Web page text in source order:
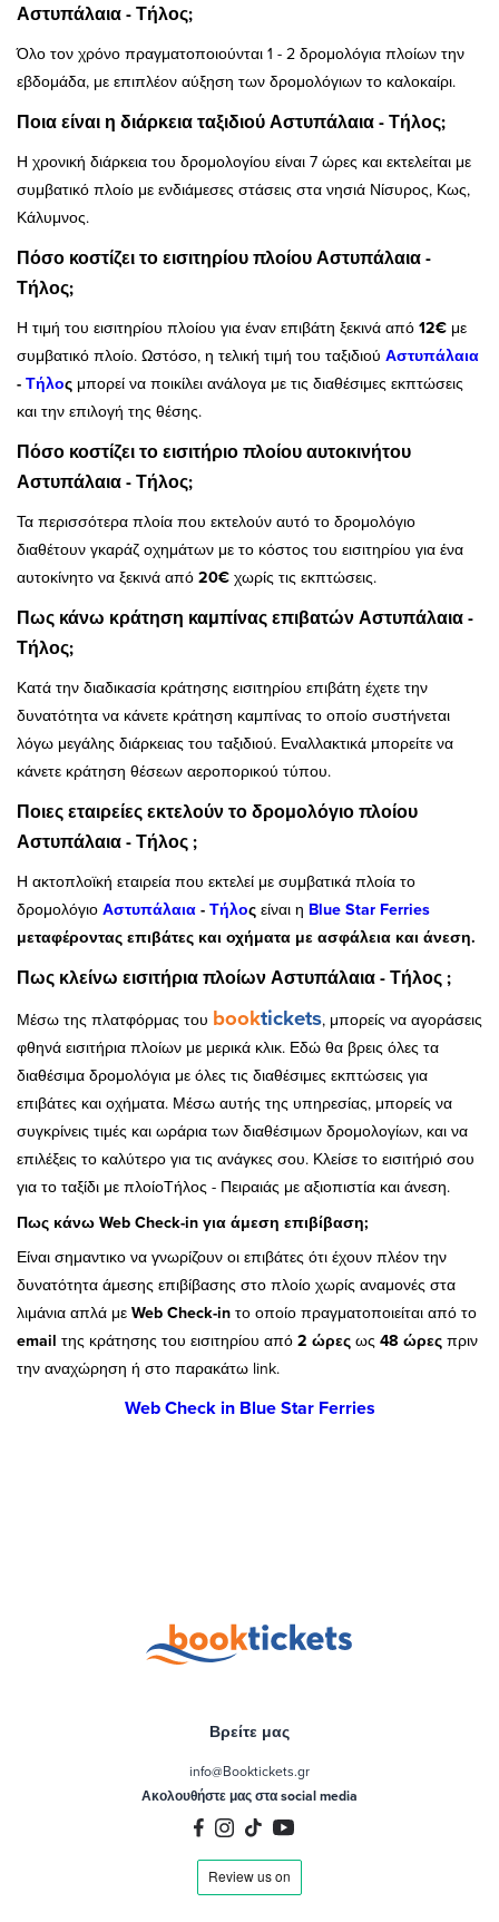
Αστυπάλαια - Τήλος;
Όλο τον χρόνο πραγματοποιούνται 1 - 2 δρομολόγια πλοίων την
εβδομάδα, με επιπλέον αύξηση των δρομολόγιων το καλοκαίρι.
Ποια είναι η διάρκεια ταξιδιού Αστυπάλαια - Τήλος;
Η χρονική διάρκεια του δρομολογίου είναι 7 ώρες και εκτελείται με
συμβατικό πλοίο με ενδιάμεσες στάσεις στα νησιά Νίσυρος, Κως,
Κάλυμνος.
Πόσο κοστίζει το εισιτηρίου πλοίου Αστυπάλαια -
Τήλος;
Η τιμή του εισιτηρίου πλοίου για έναν επιβάτη ξεκινά από 12€ με
συμβατικό πλοίο. Ωστόσο, η τελική τιμή του ταξιδιού Αστυπάλαια
- Τήλος μπορεί να ποικίλει ανάλογα με τις διαθέσιμες εκπτώσεις
και την επιλογή της θέσης.
Πόσο κοστίζει το εισιτήριο πλοίου αυτοκινήτου
Αστυπάλαια - Τήλος;
Τα περισσότερα πλοία που εκτελούν αυτό το δρομολόγιο
διαθέτουν γκαράζ οχημάτων με το κόστος του εισιτηρίου για ένα
αυτοκίνητο να ξεκινά από 20€ χωρίς τις εκπτώσεις.
Πως κάνω κράτηση καμπίνας επιβατών Αστυπάλαια -
Τήλος;
Κατά την διαδικασία κράτησης εισιτηρίου επιβάτη έχετε την
δυνατότητα να κάνετε κράτηση καμπίνας το οποίο συστήνεται
λόγω μεγάλης διάρκειας του ταξιδιού. Εναλλακτικά μπορείτε να
κάνετε κράτηση θέσεων αεροπορικού τύπου.
Ποιες εταιρείες εκτελούν το δρομολόγιο πλοίου
Αστυπάλαια - Τήλος ;
Η ακτοπλοϊκή εταιρεία που εκτελεί με συμβατικά πλοία το
δρομολόγιο Αστυπάλαια - Τήλος είναι η Blue Star Ferries
μεταφέροντας επιβάτες και οχήματα με ασφάλεια και άνεση.
Πως κλείνω εισιτήρια πλοίων Αστυπάλαια - Τήλος ;
Μέσω της πλατφόρμας του booktickets, μπορείς να αγοράσεις
φθηνά εισιτήρια πλοίων με μερικά κλικ. Εδώ θα βρεις όλες τα
διαθέσιμα δρομολόγια με όλες τις διαθέσιμες εκπτώσεις για
επιβάτες και οχήματα. Μέσω αυτής της υπηρεσίας, μπορείς να
συγκρίνεις τιμές και ωράρια των διαθέσιμων δρομολογίων, και να
επιλέξεις το καλύτερο για τις ανάγκες σου. Κλείσε το εισιτήριό σου
για το ταξίδι με πλοίοΤήλος - Πειραιάς με αξιοπιστία και άνεση.
Πως κάνω Web Check-in για άμεση επιβίβαση;
Είναι σημαντικο να γνωρίζουν οι επιβάτες ότι έχουν πλέον την
δυνατότητα άμεσης επιβίβασης στο πλοίο χωρίς αναμονές στα
λιμάνια απλά με Web Check-in το οποίο πραγματοποιείται από το
email της κράτησης του εισιτηρίου από 2 ώρες ως 48 ώρες πριν
την αναχώρηση ή στο παρακάτω link.
Web Check in Blue Star Ferries
Βρείτε μας
info@Booktickets.gr
Ακολουθήστε μας στα social media